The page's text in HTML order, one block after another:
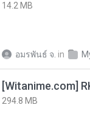
14.2 MB
อมรพันธ์ จ. in
294.8 MB